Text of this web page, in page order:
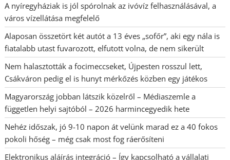
A nyíregyháziak is jól spórolnak az ivóvíz felhasználásával, a
város vízellátása megfelelő
Alaposan összetört két autót a 13 éves „sofőr”, aki egy nála is
fiatalabb utast fuvarozott, elfutott volna, de nem sikerült
Nem halasztották a focimeccseket, Újpesten rosszul lett,
Csákváron pedig el is hunyt mérkőzés közben egy játékos
Magyarország jobban látszik közelről – Médiaszemle a
független helyi sajtóból – 2026 harmincegyedik hete
Nehéz időszak, jó 9-10 napon át velünk marad ez a 40 fokos
pokoli hőség – még csak most fog ráerősíteni
Elektronikus aláírás integráció – Így kapcsolható a vállalati